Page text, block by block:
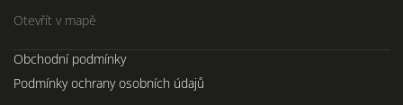
Otevřít v mapě
Obchodní podmínky
Podmínky ochrany osobních údajů